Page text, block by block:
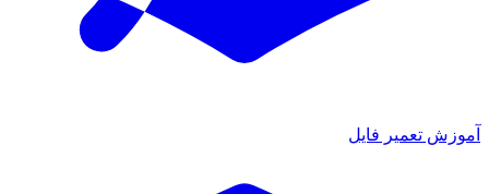
آموزش تعمیر فایل